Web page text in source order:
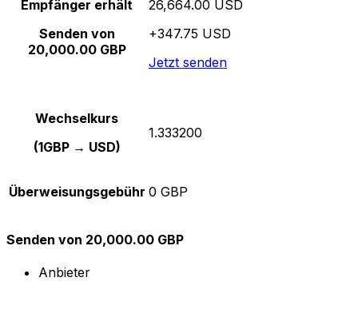
Empfänger erhält
Senden von
20,000.00 GBP
26,664.00 USD
+347.75 USD
Jetzt senden
Wechselkurs
(1GBP → USD)
1.333200
Überweisungsgebühr 0 GBP
Senden von 20,000.00 GBP
Anbieter